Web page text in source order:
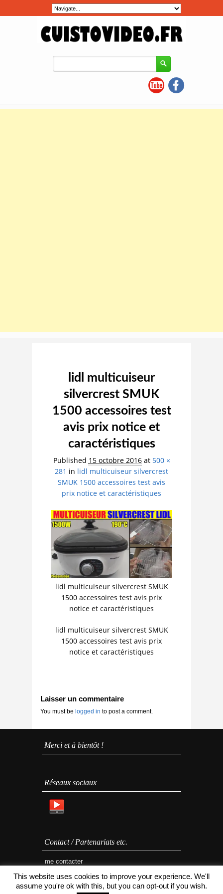
lidl multicuiseur
silvercrest SMUK
1500 accessoires test
avis prix notice et
caractéristiques
Published 15 octobre 2016at 500 ×
281 in lidl multicuiseur silvercrest
SMUK 1500 accessoires test avis
prix notice et caractéristiques
lidl multicuiseur silvercrest SMUK
1500 accessoires test avis prix
notice et caractéristiques
lidl multicuiseur silvercrest SMUK
1500 accessoires test avis prix
notice et caractéristiques
Laisser un commentaire
You must be logged in to post a comment.
Merci et à bientôt !
Réseaux sociaux
Contact / Partenariats etc.
me contacter
This website uses cookies to improve your experience. We'll
assume you're ok with this, but you can opt-out if you wish.